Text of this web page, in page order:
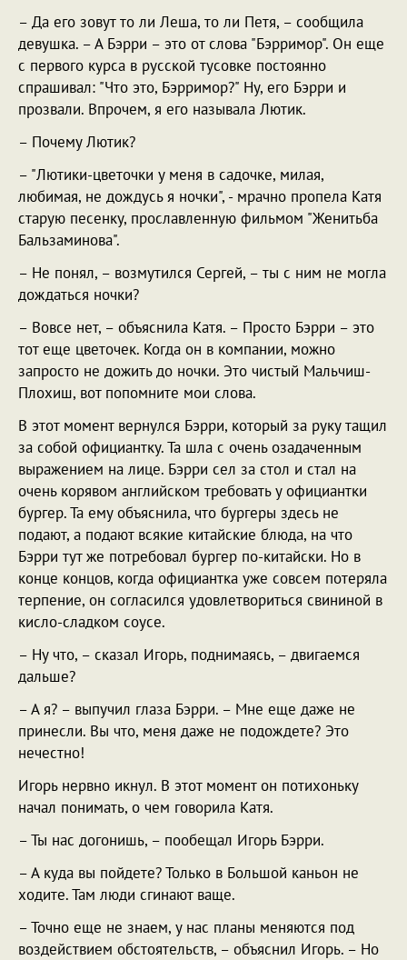
– Да его зовут то ли Леша, то ли Петя, – сообщила
девушка. – А Бэрри – это от слова "Бэрримор". Он еще
с первого курса в русской тусовке постоянно
спрашивал: "Что это, Бэрримор?" Ну, его Бэрри и
прозвали. Впрочем, я его называла Лютик.
– Почему Лютик?
– "Лютики-цветочки у меня в садочке, милая,
любимая, не дождусь я ночки", - мрачно пропела Катя
старую песенку, прославленную фильмом "Женитьба
Бальзаминова".
– Не понял, – возмутился Сергей, – ты с ним не могла
дождаться ночки?
– Вовсе нет, – объяснила Катя. – Просто Бэрри – это
тот еще цветочек. Когда он в компании, можно
запросто не дожить до ночки. Это чистый Мальчиш-
Плохиш, вот попомните мои слова.
В этот момент вернулся Бэрри, который за руку тащил
за собой официантку. Та шла с очень озадаченным
выражением на лице. Бэрри сел за стол и стал на
очень корявом английском требовать у официантки
бургер. Та ему объяснила, что бургеры здесь не
подают, а подают всякие китайские блюда, на что
Бэрри тут же потребовал бургер по-китайски. Но в
конце концов, когда официантка уже совсем потеряла
терпение, он согласился удовлетвориться свининой в
кисло-сладком соусе.
– Ну что, – сказал Игорь, поднимаясь, – двигаемся
дальше?
– А я? – выпучил глаза Бэрри. – Мне еще даже не
принесли. Вы что, меня даже не подождете? Это
нечестно!
Игорь нервно икнул. В этот момент он потихоньку
начал понимать, о чем говорила Катя.
– Ты нас догонишь, – пообещал Игорь Бэрри.
– А куда вы пойдете? Только в Большой каньон не
ходите. Там люди сгинают ваще.
– Точно еще не знаем, у нас планы меняются под
воздействием обстоятельств, – объяснил Игорь. – Но